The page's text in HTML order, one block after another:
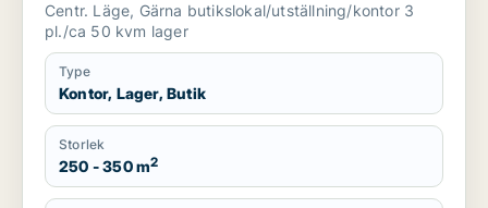
Centr. Läge, Gärna butikslokal/utställning/kontor 3
pl./ca 50 kvm lager
Type
Kontor, Lager, Butik
Storlek
250 - 350 m2